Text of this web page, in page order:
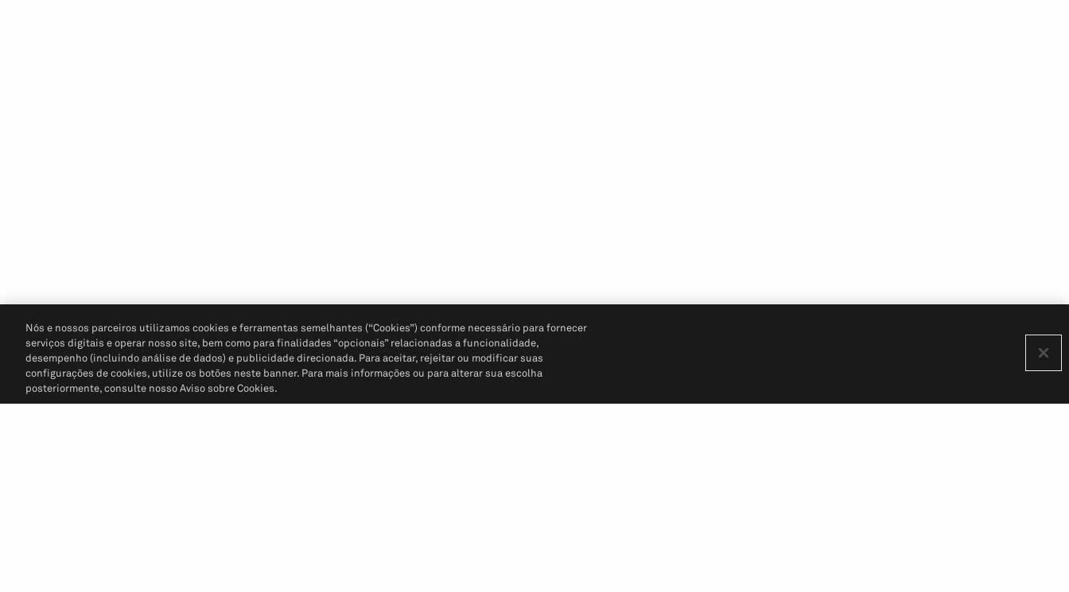
Nós e nossos parceiros utilizamos cookies e ferramentas semelhantes (“Cookies”) conforme necessário para fornecer
serviços digitais e operar nosso site, bem como para finalidades “opcionais” relacionadas a funcionalidade,
desempenho (incluindo análise de dados) e publicidade direcionada. Para aceitar, rejeitar ou modificar suas
configurações de cookies, utilize os botões neste banner. Para mais informações ou para alterar sua escolha
posteriormente, consulte nosso Aviso sobre Cookies.